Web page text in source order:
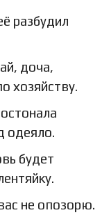
разбудил
доча,
хозяйству.
одеяло.
будет
не опозорю.